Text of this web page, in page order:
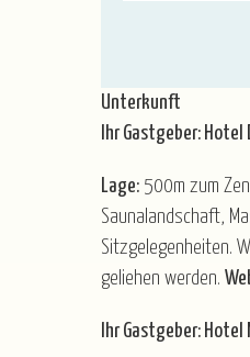
Unterkunft
Ihr Gastgeber: Hotel
Lage: 500m zum
Saunalandschaft,
Sitzgelegenheiten.
geliehen werden.
Ihr Gastgeber: